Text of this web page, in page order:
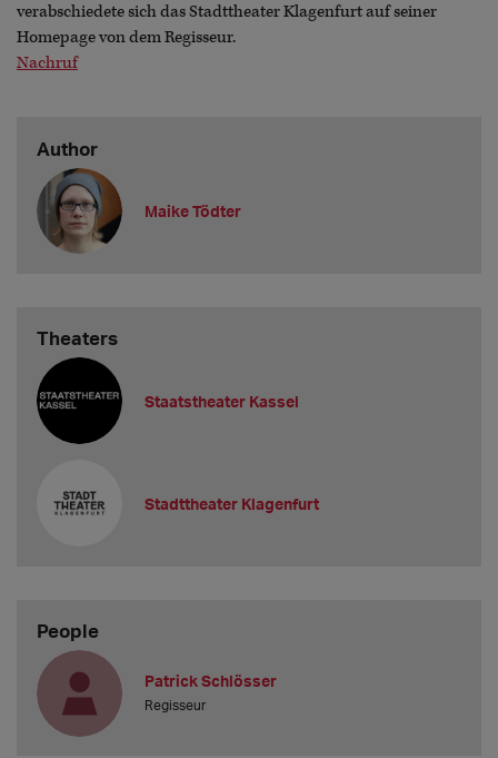
verabschiedete sich das Stadttheater Klagenfurt auf seiner
Homepage von dem Regisseur.
Nachruf
Author
Maike Tödter
Theaters
Staatstheater Kassel
Stadttheater Klagenfurt
People
Patrick Schlösser
Regisseur